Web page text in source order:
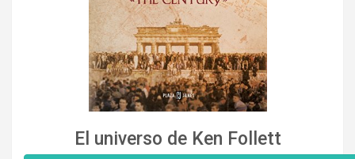
El universo de Ken Follett